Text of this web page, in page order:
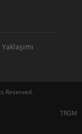
Reserved.
TRGM